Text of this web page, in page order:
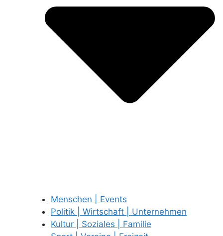
Menschen | Events
Politik | Wirtschaft | Unternehmen
Kultur | Soziales | Familie